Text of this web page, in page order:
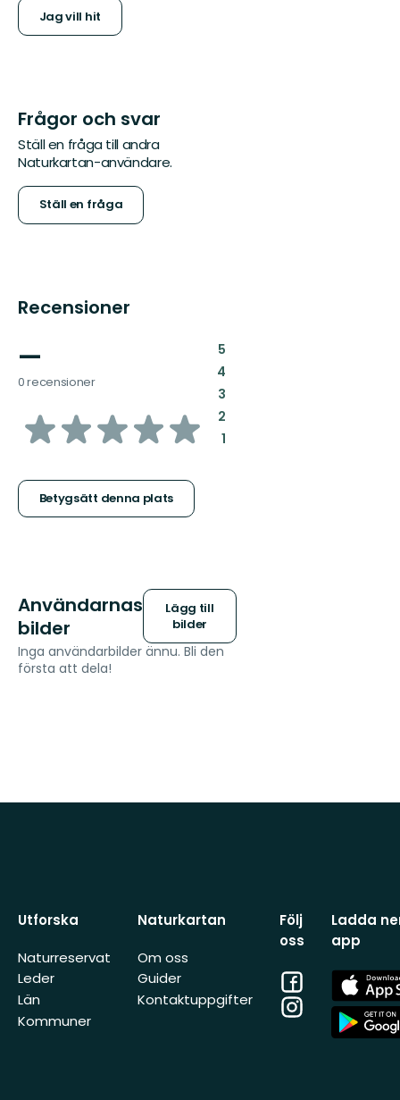
Jag vill hit
Frågor och svar
Ställ en fråga till andra
Naturkartan-användare.
Ställ en fråga
Recensioner
—
0 recensioner
av
stjärnor
Betygsätt denna plats
5:
4:
3:
2:
1:
Användarnas
bilder
Lägg till
bilder
Inga användarbilder ännu. Bli den
första att dela!
Utforska
Naturreservat
Leder
Län
Kommuner
Naturkartan
Om oss
Guider
Kontaktuppgifter
Följ
oss
Facebook
Instagram
Ladda
app
App
Store
App
Store